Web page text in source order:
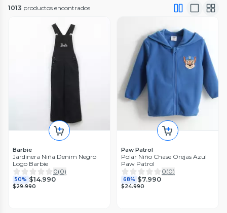
1013 productos encontrados
Barbie
Jardinera Niña Denim Negro
Logo Barbie
0(0)
50% $14.990
$29.990
Paw Patrol
Polar Niño Chase Orejas Azul
Paw Patrol
0(0)
68% $7.990
$24.990